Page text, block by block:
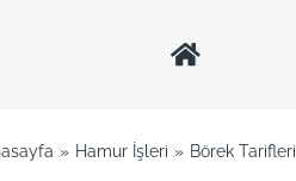
Hamur İşleri Börek Tarifleri